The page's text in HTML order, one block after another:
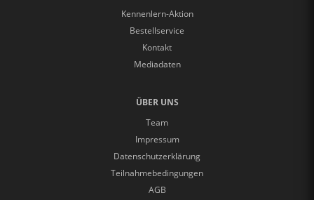
Kennenlern-Aktion
Bestellservice
Kontakt
Mediadaten
ÜBER UNS
Team
Impressum
Datenschutzerklärung
Teilnahmebedingungen
AGB